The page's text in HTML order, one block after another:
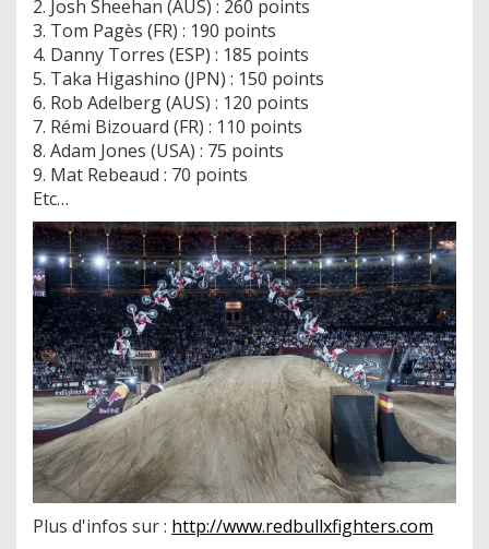
2. Josh Sheehan (AUS) : 260 points
3. Tom Pagès (FR) : 190 points
4. Danny Torres (ESP) : 185 points
5. Taka Higashino (JPN) : 150 points
6. Rob Adelberg (AUS) : 120 points
7. Rémi Bizouard (FR) : 110 points
8. Adam Jones (USA) : 75 points
9. Mat Rebeaud : 70 points
Etc…
Plus d'infos sur : http://www.redbullxfighters.com